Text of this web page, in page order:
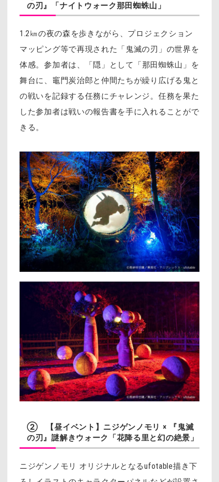
の刃』「ナイトウォーク那田蜘蛛山」
1.2㎞の夜の森を歩きながら、プロジェクション
マッピング等で再現された「鬼滅の刃」の世界を
体感。参加者は、「隠」として「那田蜘蛛山」を
舞台に、竈門炭治郎と仲間たちが繰り広げる鬼と
の戦いを記録する任務にチャレンジ。任務を果た
した参加者は戦いの報告書を手に入れることがで
きる。
② 【昼イベント】ニジゲンノモリ × 『鬼滅
の刃』謎解きウォーク「花降る里と幻の絶景」
ニジゲンノモリ オリジナルとなるufotable描き下